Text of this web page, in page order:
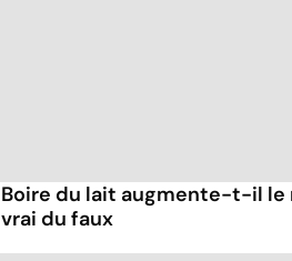
Boire du lait augmente-t-il le
vrai du faux